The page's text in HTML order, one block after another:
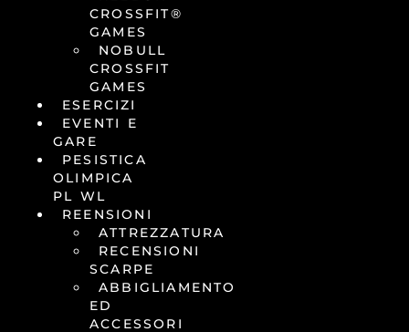
CROSSFIT®
GAMES
NOBULL
CROSSFIT
GAMES
ESERCIZI
EVENTI E
GARE
PESISTICA
OLIMPICA
PL WL
REENSIONI
ATTREZZATURA
RECENSIONI
SCARPE
ABBIGLIAMENTO
ED
ACCESSORI